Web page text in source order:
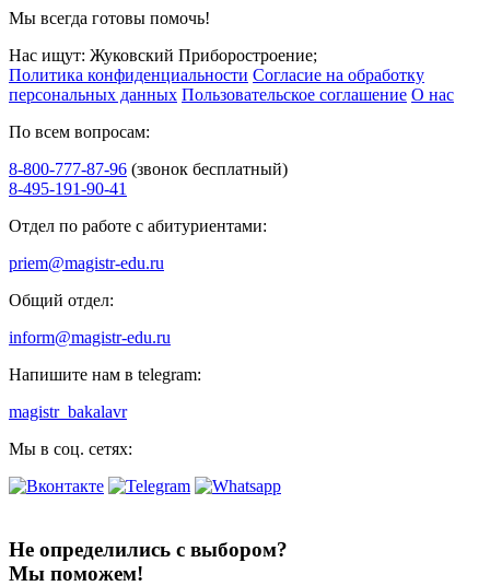
Мы всегда готовы помочь!
Нас ищут: Жуковский Приборостроение;
Политика конфиденциальности Согласие на обработку
персональных данных Пользовательское соглашение О нас
По всем вопросам:
8-800-777-87-96 (звонок бесплатный)
8-495-191-90-41
Отдел по работе с абитуриентами:
priem@magistr-edu.ru
Общий отдел:
inform@magistr-edu.ru
Напишите нам в telegram:
magistr_bakalavr
Мы в соц. сетях:
Не определились с выбором?
Мы поможем!